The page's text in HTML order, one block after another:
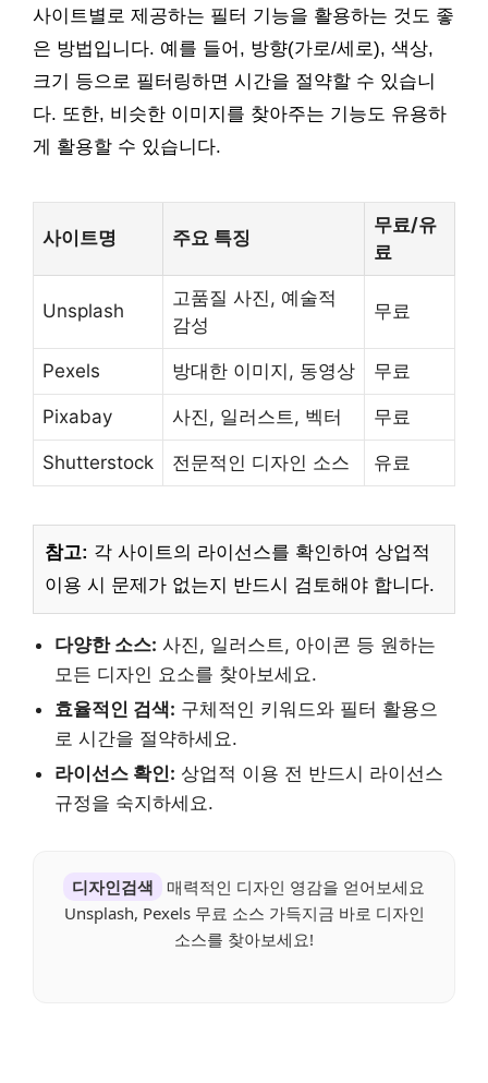
사이트별로 제공하는 필터 기능을 활용하는 것도 좋
은 방법입니다. 예를 들어, 방향(가로/세로), 색상,
크기 등으로 필터링하면 시간을 절약할 수 있습니
다. 또한, 비슷한 이미지를 찾아주는 기능도 유용하
게 활용할 수 있습니다.
사이트명 주요 특징
무료/유
료
Unsplash
고품질 사진, 예술적
감성
무료
Pexels 방대한 이미지, 동영상 무료
Pixabay 사진, 일러스트, 벡터 무료
Shutterstock 전문적인 디자인 소스 유료
참고: 각 사이트의 라이선스를 확인하여 상업적
이용 시 문제가 없는지 반드시 검토해야 합니다.
다양한 소스: 사진, 일러스트, 아이콘 등 원하는
모든 디자인 요소를 찾아보세요.
효율적인 검색: 구체적인 키워드와 필터 활용으
로 시간을 절약하세요.
라이선스 확인: 상업적 이용 전 반드시 라이선스
규정을 숙지하세요.
디자인검색
매력적인 디자인 영감을 얻어보세요
Unsplash, Pexels 무료 소스 가득지금 바로 디자인
소스를 찾아보세요!